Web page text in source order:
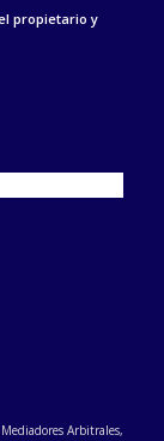
propietario y
Arbitrales,